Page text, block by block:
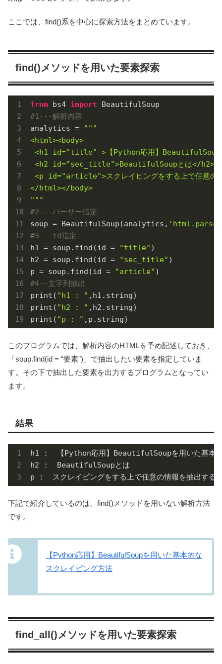
ここでは、find()系を中心に探索方法をまとめています。
find()メソッドを用いた要素探索
from bs4 import
#1---解析内容
analytics =
"""
<html><body>
<h1 id="title" >【Python応用】BeautifulSoupを
<h2 id="sec_title">BeautifulSoupとは</h2>
<p id="article">スクレイピングをする上で任意の
</html></body>
"""
#2---パーサー指定
soup = BeautifulSoup(analytics,
#3---id指定
h1 = soup.find(id =
"title" )
h2 = soup.find(id =
"sec_title" )
p = soup.find(id =
"article"
#4--文字列抽出
print( "h1 : " ,h1.string)
print( "h2 : " ,h2.string)
print( "p : " ,p.string)
このプログラムでは、解析内容のHTMLを予め記述しておき、
「soup.find(id = “要素”)」で抽出したい要素を指定していま
す。その下で抽出した要素を出力するプログラムとなってい
ます。
結果
h1 :  【Python応用】BeautifulSoupを用いた基本的
h2 :  BeautifulSoupとは
p :  スクレイピングをする上で任意の情報を抽出す
下記で紹介しているのは、find()メソッドを用いない解析方法
です。
【Python応用】BeautifulSoupを用いた基本的な
スクレイピング方法
find_all()メソッドを用いた要素探索